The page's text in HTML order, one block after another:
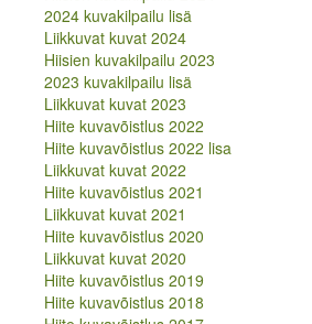
2023 kuvakilpailu lisä
Liikkuvat kuvat 2023
Hiite kuvavõistlus 2022
Hiite kuvavõistlus 2022 lisa
Liikkuvat kuvat 2022
Hiite kuvavõistlus 2021
Liikkuvat kuvat 2021
Hiite kuvavõistlus 2020
Liikkuvat kuvat 2020
Hiite kuvavõistlus 2019
Hiite kuvavõistlus 2018
Hiite kuvavõistlus 2017
Hiite kuvavõistlus 2016
Hiite kuvavõistlus 2015
2024 kuvakilpailu lisä
Liikkuvat kuvat 2024
Hiisien kuvakilpailu 2023
2023 kuvakilpailu lisä
Liikkuvat kuvat 2023
Hiite kuvavõistlus 2022
Hiite kuvavõistlus 2022 lisa
Liikkuvat kuvat 2022
Hiite kuvavõistlus 2021
Liikkuvat kuvat 2021
Hiite kuvavõistlus 2020
Liikkuvat kuvat 2020
Hiite kuvavõistlus 2019
Hiite kuvavõistlus 2018